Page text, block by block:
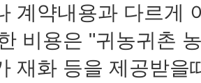
계약내용과 다르게
비용은 "귀농귀촌
재화 등을 제공받